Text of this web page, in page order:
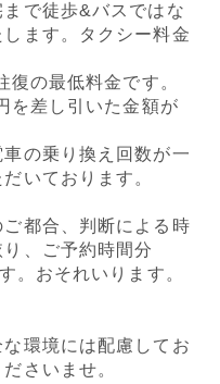
で徒歩&バスではな
ます。タクシー料金
復の最低料金です。
を差し引いた金額が
の乗り換え回数が一
いております。
都合、判断による時
、ご予約時間分
。おそれいります。
環境には配慮してお
さいませ。